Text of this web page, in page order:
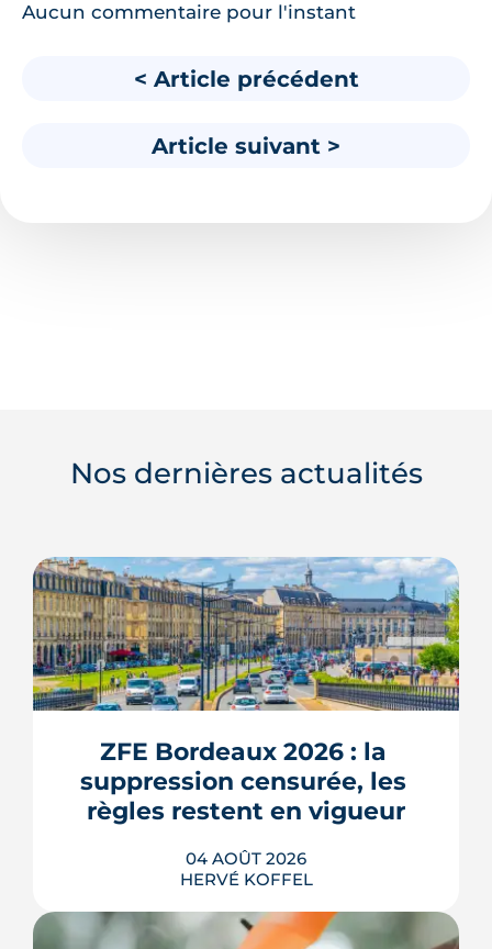
Aucun commentaire pour l'instant
< Article précédent
Article suivant >
Nos dernières actualités
ZFE Bordeaux 2026 : la
suppression censurée, les
règles restent en vigueur
04 AOÛT 2026
HERVÉ KOFFEL